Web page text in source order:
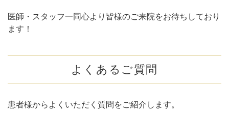
医師・スタッフ一同心より皆様のご来院をお待ちしており
ます！
よくあるご質問
患者様からよくいただく質問をご紹介します。